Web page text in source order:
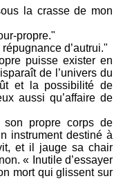
la crasse de mon
propre."
d’autrui."
puisse exister en
de l’univers du
et la possibilité de
aussi qu’affaire de
son propre corps de
instrument destiné à
et il jauge sa chair
« Inutile d’essayer
mort qui glissent sur